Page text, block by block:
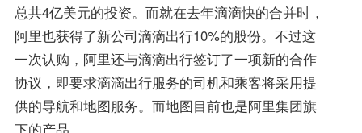
总共4亿美元的投资。而就在去年滴滴快的合并时，
阿里也获得了新公司滴滴出行10%的股份。不过这
一次认购，阿里还与滴滴出行签订了一项新的合作
协议，即要求滴滴出行服务的司机和乘客将采用提
供的导航和地图服务。而地图目前也是阿里集团旗
下的产品。